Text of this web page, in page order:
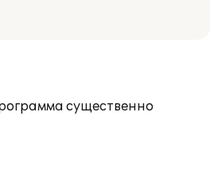
существенно